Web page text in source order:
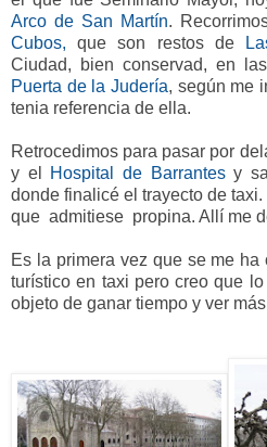
Arco de San Martín.
Cubos,
que son restos de
Ciudad, bien conservad, en
Puerta de la Judería, según me
tenia referencia de ella.
Retrocedimos para pasar por
y el
Hospital de Barrantesy
donde finalicé el trayecto de taxi.
que admitiese propina. Allí me
Es la primera vez que se me
turístico en taxi pero creo que
objeto de ganar tiempo y ver